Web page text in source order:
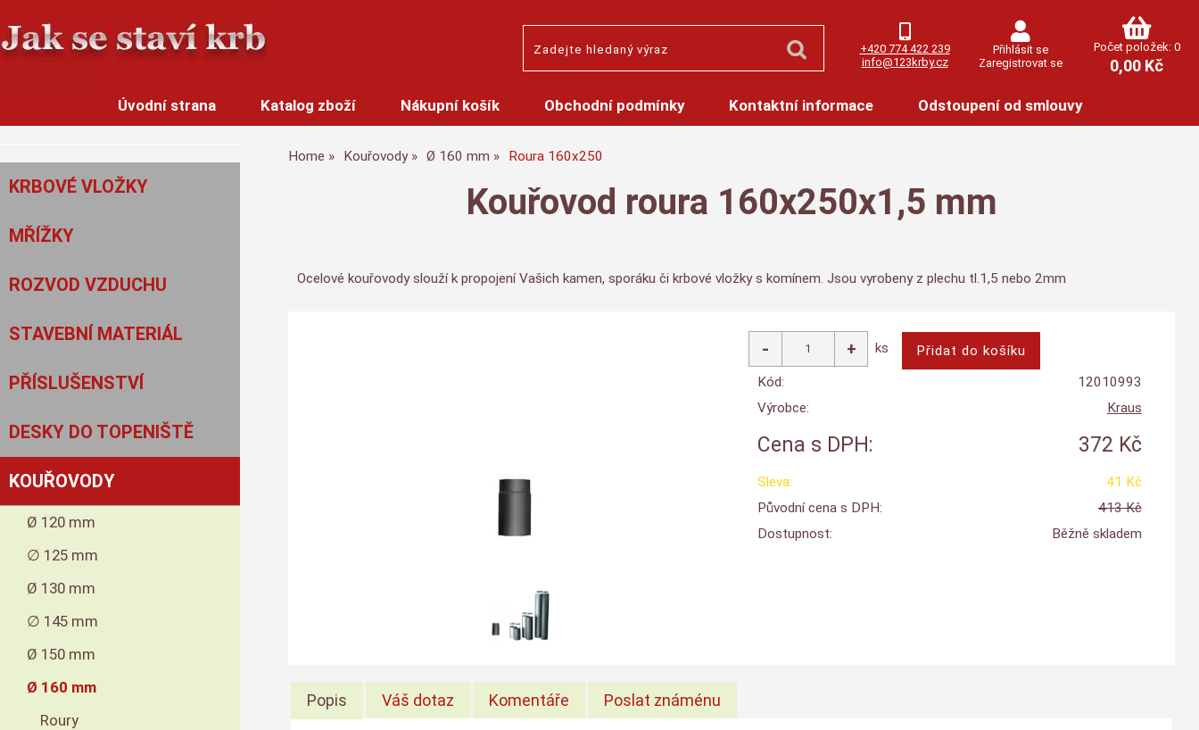
+420 774 422 239
info@123krby.cz
Přihlásit se
Zaregistrovat se
Počet položek: 0
0,00 Kč
Úvodní strana Katalog zboží Nákupní košík Obchodní podmínky Kontaktní informace Odstoupení od smlouvy
Home Kouřovody Ø 160 mm Roura 160x250
Kouřovod roura 160x250x1,5 mm
Ocelové kouřovody slouží k propojení Vašich kamen, sporáku či krbové vložky s komínem. Jsou vyrobeny z plechu tl.1,5 nebo 2mm
ks
Kód:
12010993
Výrobce:
Kraus
Cena s DPH: 372 Kč
Sleva:
41 Kč
Původní cena s DPH:
413 Kč
Dostupnost:
Běžně skladem
Popis Váš dotaz Komentáře Poslat známénu
KRBOVÉ VLOŽKY
MŘÍŽKY
ROZVOD VZDUCHU
STAVEBNÍ MATERIÁL
PŘÍSLUŠENSTVÍ
DESKY DO TOPENIŠTĚ
KOUŘOVODY
Ø 120 mm
∅ 125 mm
Ø 130 mm
∅ 145 mm
Ø 150 mm
Ø 160 mm
Roury